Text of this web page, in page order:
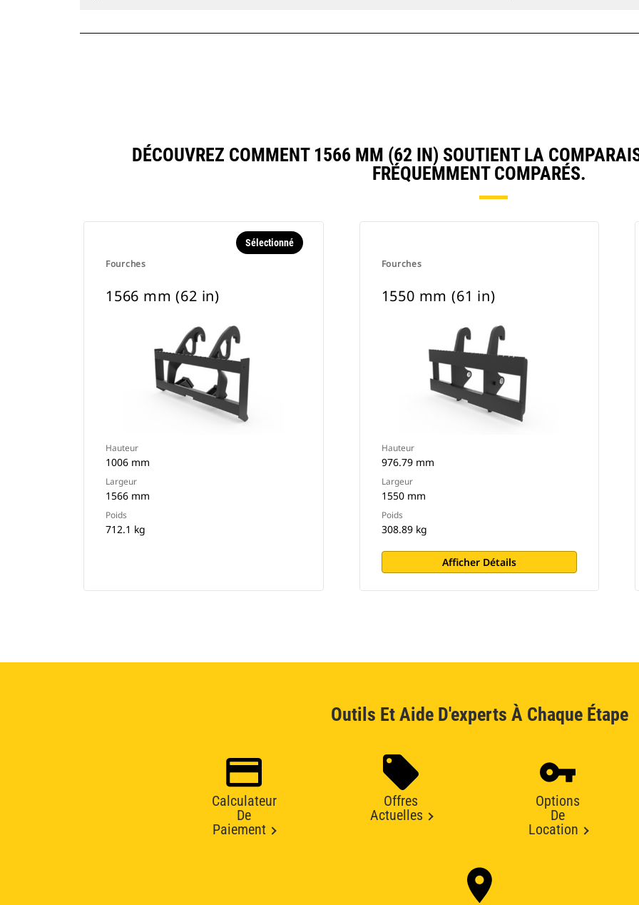
DÉCOUVREZ COMMENT 1566 MM (62 IN) SOUTIENT LA
FRÉQUEMMENT COMPARÉS.
Fourches
Sélectionné
1566 mm (62 in)
Hauteur
1006 mm
Largeur
1566 mm
Poids
712.1 kg
Fourches
1550 mm (61 in)
Hauteur
976.79 mm
Largeur
1550 mm
Poids
308.89 kg
Afficher Détails
Outils Et Aide D'experts À Chaque Étape
Calculateur
De
Paiement
Offres
Actuelles
Options
De
Location